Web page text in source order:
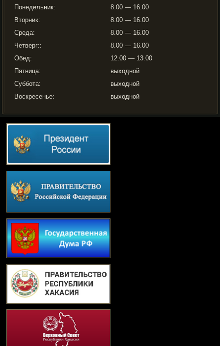
Понедельник:
8.00 — 16.00
Вторник:
8.00 — 16.00
Среда:
8.00 — 16.00
Четверг::
8.00 — 16.00
Обед:
12.00 — 13.00
Пятница:
выходной
Суббота:
выходной
Воскресенье:
выходной